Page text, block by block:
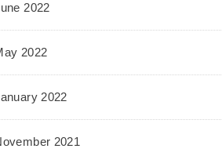
2022
2022
2022
2021